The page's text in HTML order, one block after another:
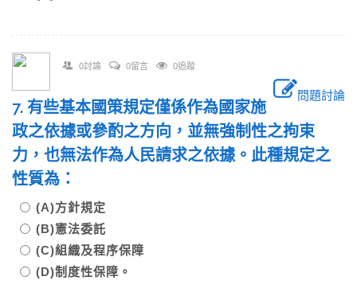
0討論 0留言 0追蹤
問題討論
7. 有些基本國策規定僅係作為國家施
政之依據或參酌之方向，並無強制性之拘束
力，也無法作為人民請求之依據。此種規定之
性質為：
(A)方針規定
(B)憲法委託
(C)組織及程序保障
(D)制度性保障。